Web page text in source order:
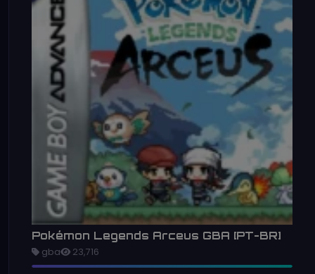
Pokémon Legends Arceus GBA [PT-BR]
gba 23,716